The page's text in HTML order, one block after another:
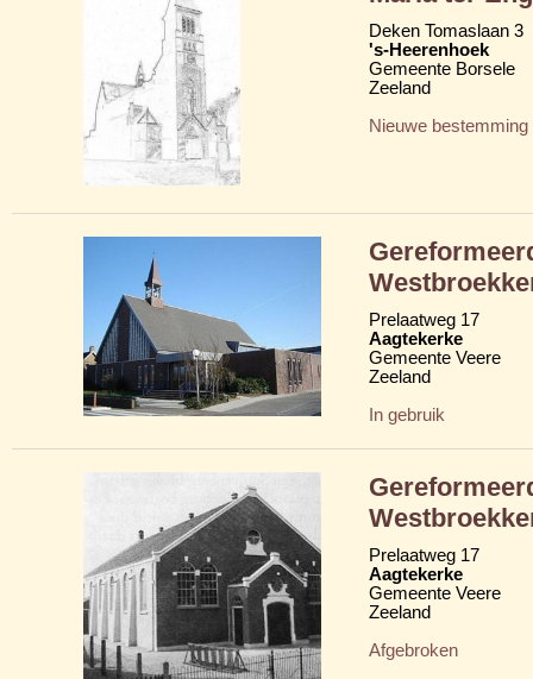
Deken Tomaslaan 3
's-Heerenhoek
Gemeente Borsele
Zeeland
Nieuwe bestemming
Prelaatweg 17
Aagtekerke
Gemeente Veere
Zeeland
In gebruik
Prelaatweg 17
Aagtekerke
Gemeente Veere
Zeeland
Afgebroken